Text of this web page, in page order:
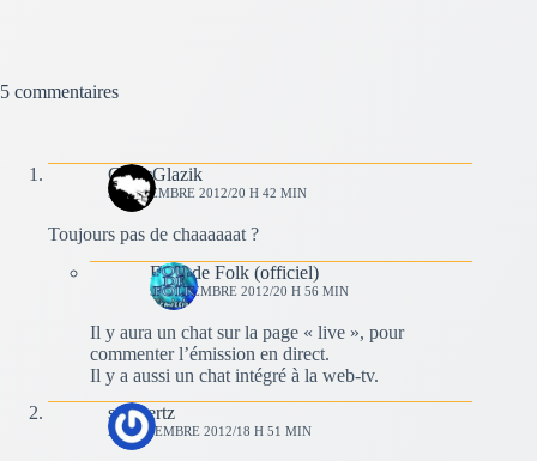
5 commentaires
CelticGlazik
9 SEPTEMBRE 2012/20 H 42 MIN
Toujours pas de chaaaaaat ?
Fous de Folk (officiel)
9 SEPTEMBRE 2012/20 H 56 MIN
Il y aura un chat sur la page « live », pour
commenter l’émission en direct.
Il y a aussi un chat intégré à la web-tv.
schwertz
23 NOVEMBRE 2012/18 H 51 MIN